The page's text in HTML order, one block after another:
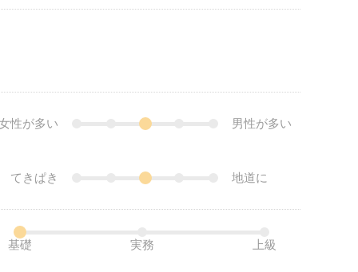
性が多い 男性が多い
てきぱき 地道に
基礎 実務 上級